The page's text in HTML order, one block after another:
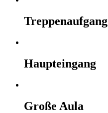
Treppenaufgang
Haupteingang
Große Aula